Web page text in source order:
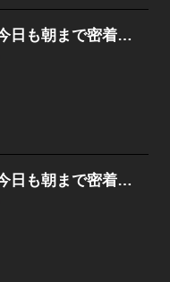
社長とＳＰ ～今日も朝まで密着警護～［ｃｏｍｉｃ ｔｉｎｔ］分冊版
社長とＳＰ ～今日も朝まで密着警護～［ｃｏｍｉｃ ｔｉｎｔ］